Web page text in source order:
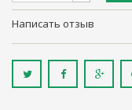
Написать отзыв